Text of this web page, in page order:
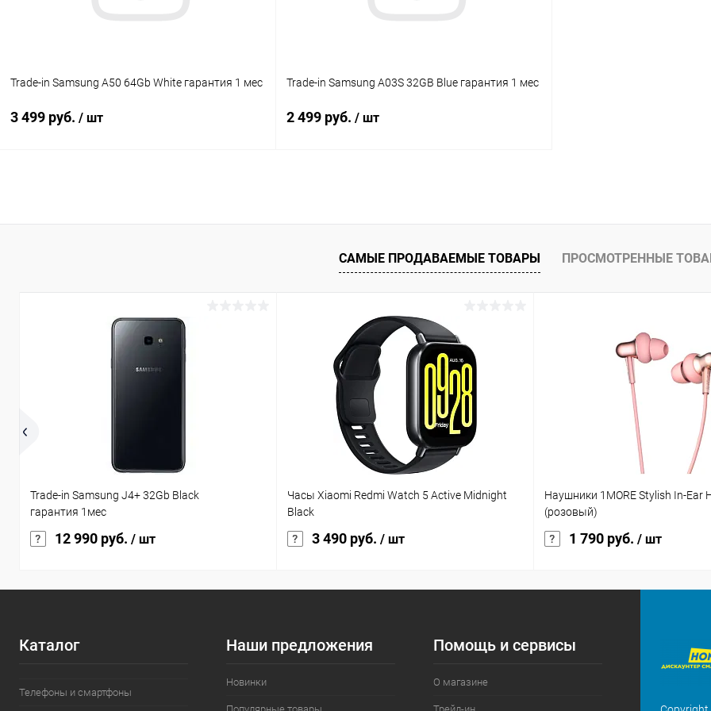
Trade-in Samsung A50 64Gb White гарантия 1 мес
3 499 руб. / шт
К сравнению
Trade-in Samsung A03S 32GB Blue гарантия 1 мес
2 499 руб. / шт
К сравнению
В избранное Под заказ
САМЫЕ ПРОДАВАЕМЫЕ ТОВАРЫ ПРОСМОТРЕННЫЕ
Trade-in Samsung J4+ 32Gb Black
гарантия 1мес
12 990 руб. / шт
Часы Xiaomi Redmi Watch 5 Active Midnight
Black
3 490 руб. / шт
Наушники 1MORE Stylish In-Ear
(розовый)
1 790 руб. / шт
Каталог
Телефоны и смартфоны
Наши предложения
Новинки
Помощь и сервисы
О магазине